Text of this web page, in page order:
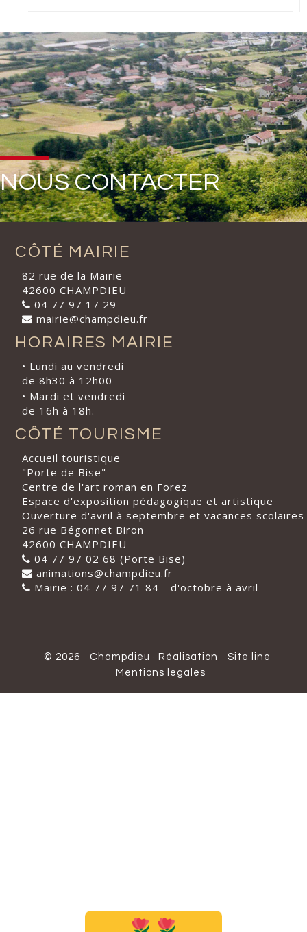
NOUS CONTACTER
CÔTÉ MAIRIE
82 rue de la Mairie
42600 CHAMPDIEU
04 77 97 17 29
mairie@champdieu.fr
HORAIRES MAIRIE
• Lundi au vendredi
de 8h30 à 12h00
• Mardi et vendredi
de 16h à 18h.
CÔTÉ TOURISME
Accueil touristique
"Porte de Bise"
Centre de l'art roman en Forez
Espace d'exposition pédagogique et artistique
Ouverture d'avril à septembre et vacances scolaires
26 rue Bégonnet Biron
42600 CHAMPDIEU
04 77 97 02 68 (Porte Bise)
animations@champdieu.fr
Mairie : 04 77 97 71 84 - d'octobre à avril
© 2026 Champdieu · Réalisation
Site line
Mentions legales